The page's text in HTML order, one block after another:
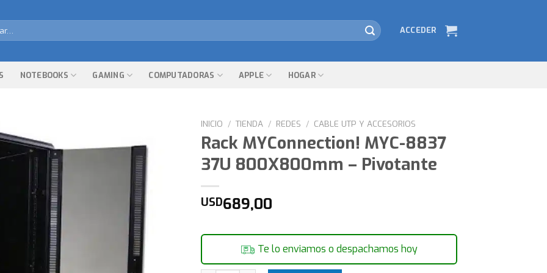
ACCEDER
NOTEBOOKS GAMING COMPUTADORAS APPLE HOGAR
INICIO / TIENDA / REDES / CABLE UTP Y ACCESORIOS
Rack MYConnection! MYC-8837
37U 800X800mm – Pivotante
USD689,00
Te lo enviamos o despachamos hoy